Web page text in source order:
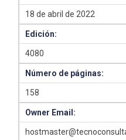
18 de abril de 2022
Edición:
4080
Número de páginas:
158
Owner Email: